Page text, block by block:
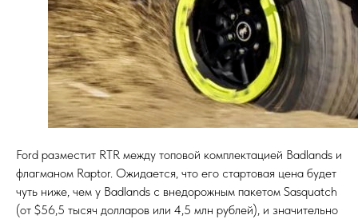
Ford разместит RTR между топовой комплектацией Badlands и
флагманом Raptor. Ожидается, что его стартовая цена будет
чуть ниже, чем у Badlands с внедорожным пакетом Sasquatch
(от $56,5 тысяч долларов или 4,5 млн рублей), и значительно